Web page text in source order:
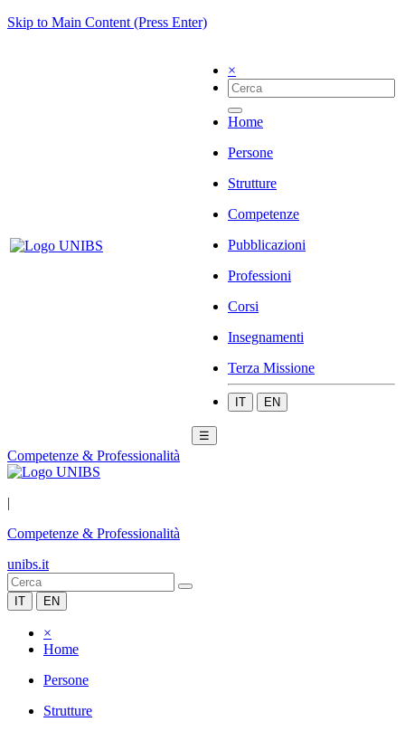
Skip to Main Content (Press Enter)
×
Home
Persone
Strutture
Competenze
Pubblicazioni
Professioni
Corsi
Insegnamenti
Terza Missione
IT EN
☰
Competenze & Professionalità
|
Competenze & Professionalità
unibs.it
IT EN
×
Home
Persone
Strutture